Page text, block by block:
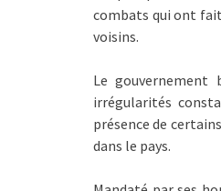
combats qui ont fait
voisins.
Le gouvernement
irrégularités
présence de
dans le pays.